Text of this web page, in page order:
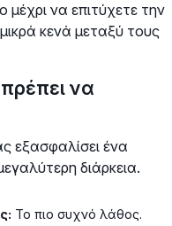
να επιτύχετε την
κενά μεταξύ τους
να
εξασφαλίσει ένα
διάρκεια.
Το πιο συχνό λάθος.